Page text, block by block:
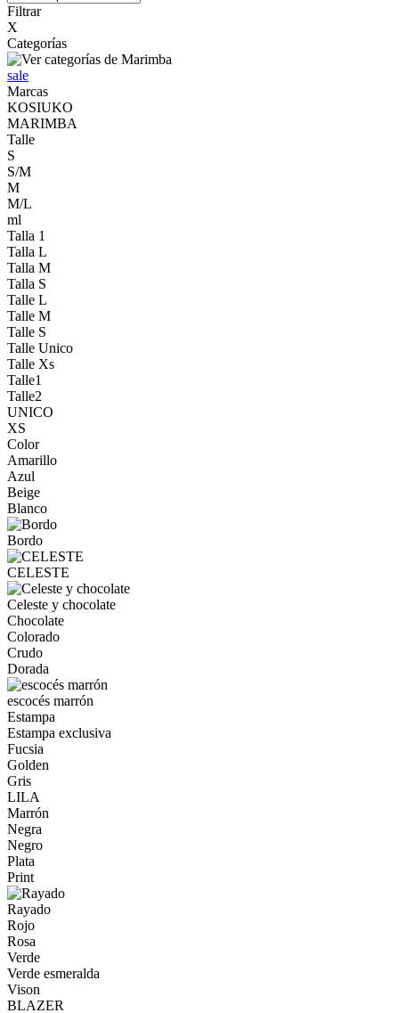
Filtrar
X
Categorías
sale
Marcas
KOSIUKO
MARIMBA
Talle
S
S/M
M
M/L
ml
Talla 1
Talla L
Talla M
Talla S
Talle L
Talle M
Talle S
Talle Unico
Talle Xs
Talle1
Talle2
UNICO
XS
Color
Amarillo
Azul
Beige
Blanco
Bordo
CELESTE
Celeste y chocolate
Chocolate
Colorado
Crudo
Dorada
escocés marrón
Estampa
Estampa exclusiva
Fucsia
Golden
Gris
LILA
Marrón
Negra
Negro
Plata
Print
Rayado
Rojo
Rosa
Verde
Verde esmeralda
Vison
BLAZER